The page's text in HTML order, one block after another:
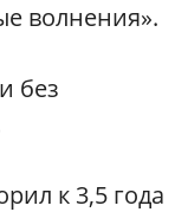
волнения».
без
к 3,5 года